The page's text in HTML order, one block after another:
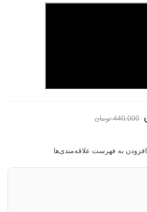
440,000 تومان
افزودن به فهرست علاقه‌مندی‌ها